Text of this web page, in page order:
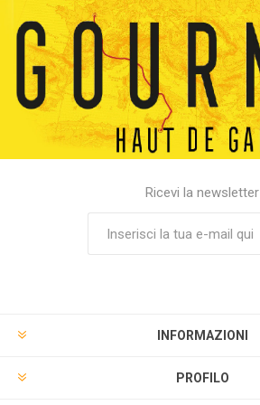
Ricevi la newsletter
INFORMAZIONI
PROFILO